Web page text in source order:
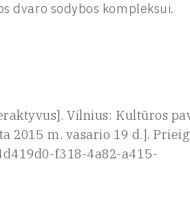
dvaro sodybos kompleksui.
Vilnius: Kultūros
2015 m. vasario 19 d.].
f318-4a82-a415-